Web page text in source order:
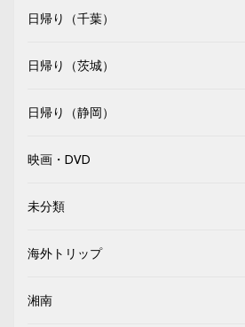
日帰り（千葉）
日帰り（茨城）
日帰り（静岡）
映画・DVD
未分類
海外トリップ
湘南